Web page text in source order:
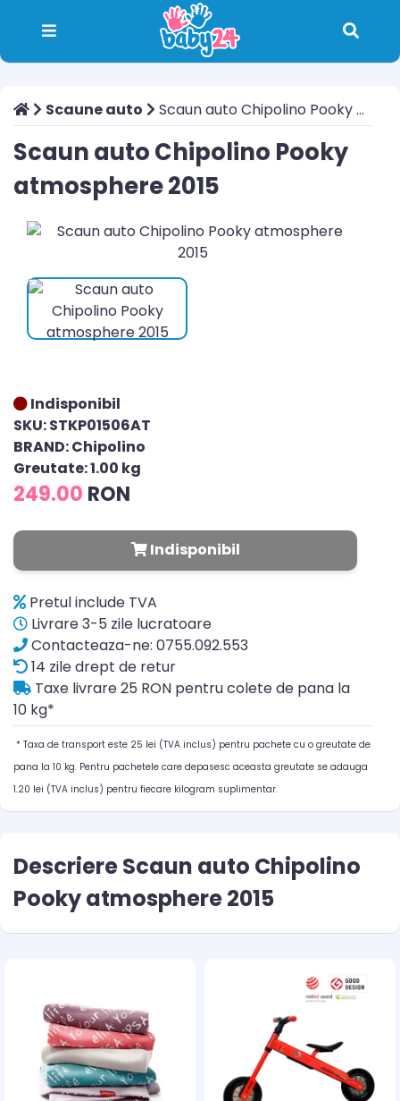
Scaune auto Scaun auto Chipolino Pooky atmosphere 2015
Scaun auto Chipolino Pooky
atmosphere 2015
Indisponibil
SKU: STKP01506AT
BRAND: Chipolino
Greutate: 1.00 kg
249.00 RON
Indisponibil
Pretul include TVA
Livrare 3-5 zile lucratoare
Contacteaza-ne: 0755.092.553
14 zile drept de retur
Taxe livrare 25 RON pentru colete de pana la
10 kg*
* Taxa de transport este 25 lei (TVA inclus) pentru pachete cu o greutate de
pana la 10 kg. Pentru pachetele care depasesc aceasta greutate se adauga
1.20 lei (TVA inclus) pentru fiecare kilogram suplimentar.
Descriere Scaun auto Chipolino
Pooky atmosphere 2015